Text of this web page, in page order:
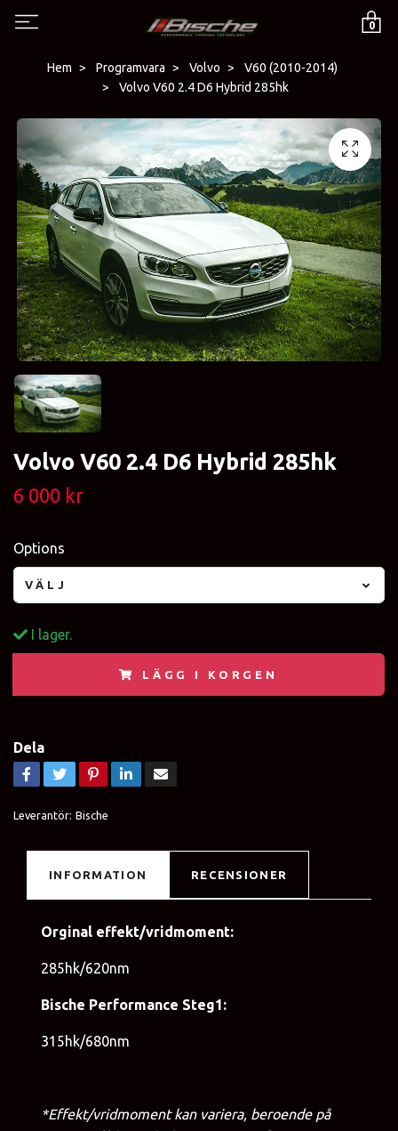
0
Hem Programvara Volvo
V60 (2010-2014)
Volvo V60 2.4 D6 Hybrid 285hk
Volvo V60 2.4 D6 Hybrid 285hk
6 000 kr
Options
VÄLJ
I lager.
LÄGG I KORGEN
Dela
Leverantör: Bische
INFORMATION RECENSIONER
Orginal effekt/vridmoment:
285hk/620nm
Bische Performance Steg1:
315hk/680nm
*Effekt/vridmoment kan variera, beroende på